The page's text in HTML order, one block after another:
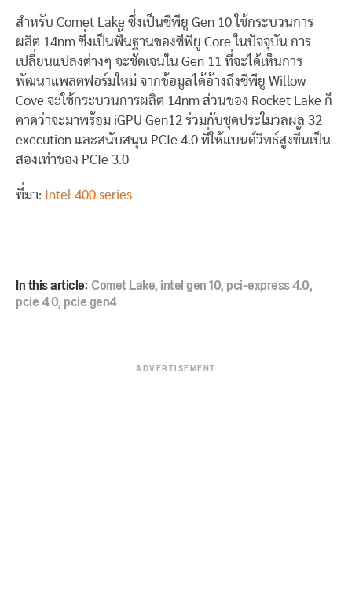
สำหรับ Comet Lake ซึ่งเป็นซีพียู Gen 10 ใช้กระบวนการ
ผลิต 14nm ซึ่งเป็นพื้นฐานของซีพียู Core ในปัจจุบัน การ
เปลี่ยนแปลงต่างๆ จะชัดเจนใน Gen 11 ที่จะได้เห็นการ
พัฒนาแพลตฟอร์มใหม่ จากข้อมูลได้อ้างถึงซีพียู Willow
Cove จะใช้กระบวนการผลิต 14nm ส่วนของ Rocket Lake ก็
คาดว่าจะมาพร้อม iGPU Gen12 ร่วมกับชุดประใมวลผล 32
execution และสนับสนุน PCIe 4.0 ที่ให้แบนด์วิทธ์สูงขึ้นเป็น
สองเท่าของ PCIe 3.0
ที่มา: Intel 400 series
In this article:Comet Lake,intel gen 10,pci-express 4.0,
pcie 4.0,pcie gen4
ADVERTISEMENT